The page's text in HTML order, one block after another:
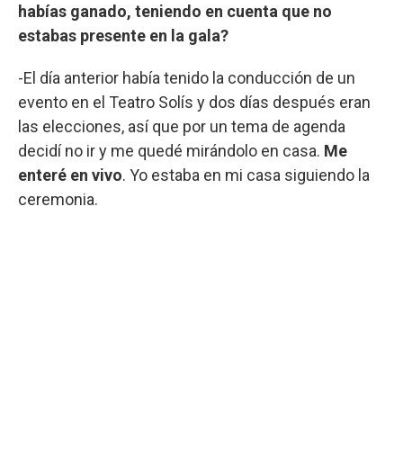
habías ganado, teniendo en cuenta que no
estabas presente en la gala?
-El día anterior había tenido la conducción de un
evento en el Teatro Solís y dos días después eran
las elecciones, así que por un tema de agenda
decidí no ir y me quedé mirándolo en casa. Me
enteré en vivo. Yo estaba en mi casa siguiendo la
ceremonia.